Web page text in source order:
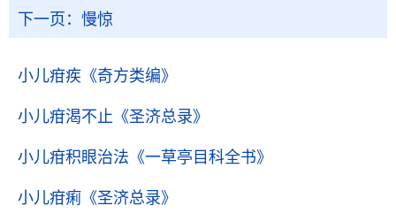
下一页： 慢惊
小儿疳疾 《奇方类编》
小儿疳渴不止 《圣济总录》
小儿疳积眼治法 《一草亭目科全书》
小儿疳痢 《圣济总录》